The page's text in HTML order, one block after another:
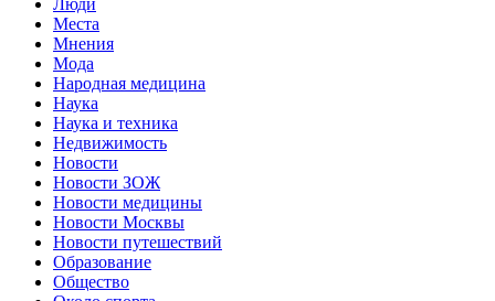
Места
Мнения
Мода
Народная медицина
Наука
Наука и техника
Недвижимость
Новости
Новости ЗОЖ
Новости медицины
Новости Москвы
Новости путешествий
Образование
Общество